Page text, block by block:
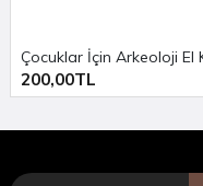
Çocuklar İçin Arkeoloji El
200,00TL